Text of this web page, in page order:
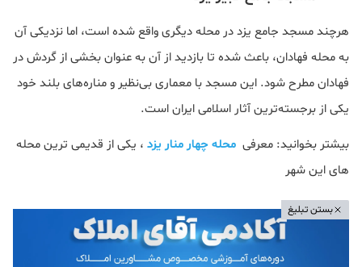
هرچند مسجد جامع یزد در محله دیگری واقع شده است، اما نزدیکی آن
به محله فهادان، باعث شده تا بازدید از آن به عنوان بخشی از گردش در
فهادان مطرح شود. این مسجد با معماری بی‌نظیر و مناره‌های بلند خود
یکی از برجسته‌ترین آثار اسلامی ایران است.
بیشتر بخوانید: معرفی محله چهار منار یزد ، یکی از قدیمی ترین محله
های این شهر
بستن تبلیغ